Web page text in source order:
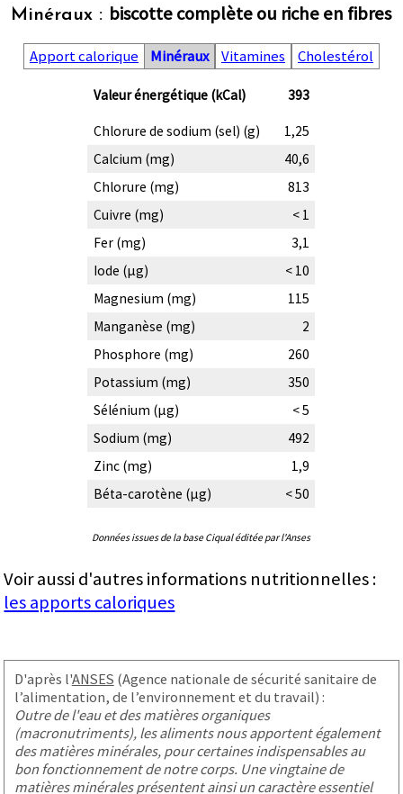
Minéraux : biscotte complète ou riche en fibres
Apport calorique Minéraux Vitamines Cholestérol
Valeur énergétique (kCal) 393
Chlorure de sodium (sel) (g)
1,25
Calcium (mg)
40,6
Chlorure (mg)
813
Cuivre (mg)
< 1
Fer (mg)
3,1
Iode (µg)
< 10
Magnesium (mg)
115
Manganèse (mg)
2
Phosphore (mg)
260
Potassium (mg)
350
Sélénium (µg)
< 5
Sodium (mg)
492
Zinc (mg)
1,9
Béta-carotène (µg)
< 50
Données issues de la base Ciqual éditée par l'Anses
Voir aussi d'autres informations nutritionnelles :
les apports caloriques
D'après l'ANSES (Agence nationale de sécurité sanitaire de
l’alimentation, de l’environnement et du travail) :
Outre de l'eau et des matières organiques
(macronutriments), les aliments nous apportent également
des matières minérales, pour certaines indispensables au
bon fonctionnement de notre corps. Une vingtaine de
matières minérales présentent ainsi un caractère essentiel